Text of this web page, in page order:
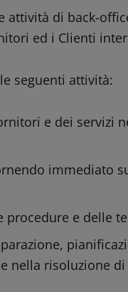
attività di back-
ed i Clienti
seguenti attività:
e dei servizi
immediato
procedure e delle
nella risoluzione